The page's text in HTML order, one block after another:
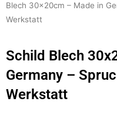
Blech 30x20cm – Made in
Werkstatt
Schild Blech
Germany –
Werkstatt